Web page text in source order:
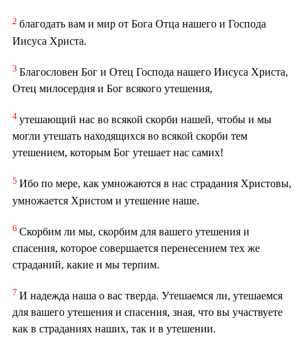
2 благодать вам и мир от Бога Отца нашего и Господа
Иисуса Христа.
3 Благословен Бог и Отец Господа нашего Иисуса Христа,
Отец милосердия и Бог всякого утешения,
4 утешающий нас во всякой скорби нашей, чтобы и мы
могли утешать находящихся во всякой скорби тем
утешением, которым Бог утешает нас самих!
5 Ибо по мере, как умножаются в нас страдания Христовы,
умножается Христом и утешение наше.
6 Скорбим ли мы, скорбим для вашего утешения и
спасения, которое совершается перенесением тех же
страданий, какие и мы терпим.
7 И надежда наша о вас тверда. Утешаемся ли, утешаемся
для вашего утешения и спасения, зная, что вы участвуете
как в страданиях наших, так и в утешении.